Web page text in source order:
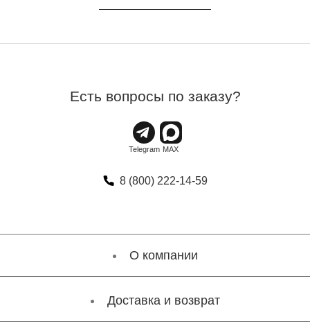
Есть вопросы по заказу?
8 (800) 222-14-59
О компании
Доставка и возврат